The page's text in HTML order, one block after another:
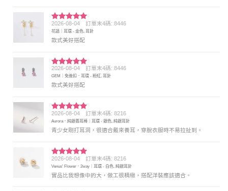
評分5 滿
分 5
2026-08-04 訂單末4碼: 8446
花語｜耳環 - 金色, 耳針
款式美好搭配
評分5 滿
分 5
2026-08-04 訂單末4碼: 8446
GEM｜免後扣．耳環 - 粉紅, 耳針
款式美好搭配
評分5 滿
分 5
2026-08-04 訂單末4碼: 8216
Aurora．純銀養耳棒｜耳環 - 銀色, 純銀耳針
青少女剛打耳洞，很適合戴來養耳，穿脫衣服時不易拉扯到。
評分5滿
分 5
2026-08-04 訂單末4碼: 8216
Venus' Flower．2way｜耳環 - 白色, 純銀耳針
實品比我想像中的大，做工很精緻，搭配洋裝應該適合。